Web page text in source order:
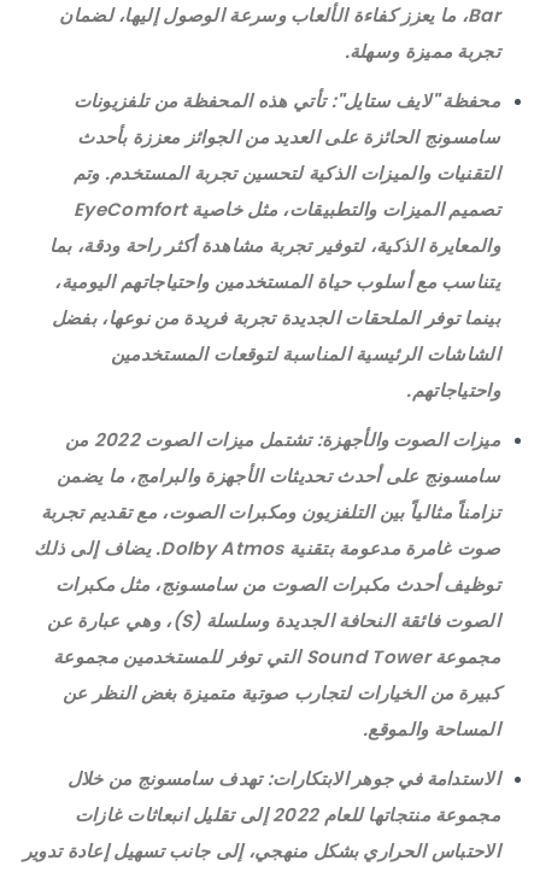
Bar، ما يعزز كفاءة الألعاب وسرعة الوصول إليها، لضمان
تجربة مميزة وسهلة.
محفظة "لايف ستايل": تأتي هذه المحفظة من تلفزيونات
سامسونج الحائزة على العديد من الجوائز معززة بأحدث
التقنيات والميزات الذكية لتحسين تجربة المستخدم. وتم
تصميم الميزات والتطبيقات، مثل خاصية EyeComfort
والمعايرة الذكية، لتوفير تجربة مشاهدة أكثر راحة ودقة، بما
يتناسب مع أسلوب حياة المستخدمين واحتياجاتهم اليومية،
بينما توفر الملحقات الجديدة تجربة فريدة من نوعها، بفضل
الشاشات الرئيسية المناسبة لتوقعات المستخدمين
واحتياجاتهم.
ميزات الصوت والأجهزة
: تشتمل ميزات الصوت 2022 من
سامسونج على أحدث تحديثات الأجهزة والبرامج، ما يضمن
تزامناً مثالياً بين التلفزيون ومكبرات الصوت، مع تقديم تجربة
صوت غامرة مدعومة بتقنية Dolby Atmos. يضاف إلى ذلك
توظيف أحدث مكبرات الصوت من سامسونج، مثل مكبرات
الصوت فائقة النحافة الجديدة وسلسلة (S)، وهي عبارة عن
مجموعة Sound Tower التي توفر للمستخدمين مجموعة
كبيرة من الخيارات لتجارب صوتية متميزة بغض النظر عن
المساحة والموقع.
الاستدامة في جوهر الابتكارات: تهدف سامسونج من خلال
مجموعة منتجاتها للعام 2022 إلى تقليل انبعاثات غازات
الاحتباس الحراري بشكل منهجي، إلى جانب تسهيل إعادة تدوير